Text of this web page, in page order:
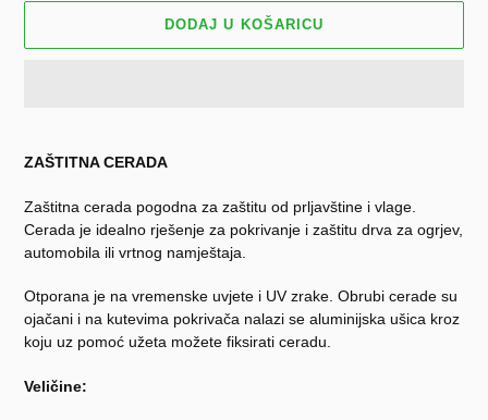
DODAJ U KOŠARICU
proizvoda
košaricu
ZAŠTITNA CERADA
Zaštitna cerada pogodna za zaštitu od prljavštine i vlage.
Cerada je idealno rješenje za pokrivanje i zaštitu drva za ogrjev,
automobila ili vrtnog namještaja.
Otporana je na vremenske uvjete i UV zrake. Obrubi cerade su
ojačani i na kutevima pokrivača nalazi se aluminijska ušica kroz
koju uz pomoć užeta možete fiksirati ceradu.
Veličine: